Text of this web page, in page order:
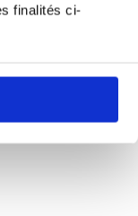
finalités ci-